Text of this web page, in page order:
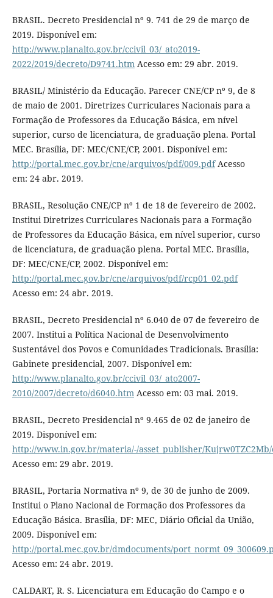
BRASIL. Decreto Presidencial nº 9. 741 de 29 de março de
2019. Disponível em:
http://www.planalto.gov.br/ccivil_03/_ato2019-
2022/2019/decreto/D9741.htmAcesso em: 29 abr. 2019.
BRASIL/ Ministério da Educação. Parecer CNE/CP nº 9, de 8
de maio de 2001. Diretrizes Curriculares Nacionais para a
Formação de Professores da Educação Básica, em nível
superior, curso de licenciatura, de graduação plena. Portal
MEC. Brasília, DF: MEC/CNE/CP, 2001. Disponível em:
http://portal.mec.gov.br/cne/arquivos/pdf/009.pdfAcesso
em: 24 abr. 2019.
BRASIL, Resolução CNE/CP nº 1 de 18 de fevereiro de 2002.
Institui Diretrizes Curriculares Nacionais para a Formação
de Professores da Educação Básica, em nível superior, curso
de licenciatura, de graduação plena. Portal MEC. Brasília,
DF: MEC/CNE/CP, 2002. Disponível em:
http://portal.mec.gov.br/cne/arquivos/pdf/rcp01_02.pdf
Acesso em: 24 abr. 2019.
BRASIL, Decreto Presidencial nº 6.040 de 07 de fevereiro de
2007. Institui a Política Nacional de Desenvolvimento
Sustentável dos Povos e Comunidades Tradicionais. Brasília:
Gabinete presidencial, 2007. Disponível em:
http://www.planalto.gov.br/ccivil_03/_ato2007-
2010/2007/decreto/d6040.htmAcesso em: 03 mai. 2019.
BRASIL, Decreto Presidencial nº 9.465 de 02 de janeiro de
2019. Disponível em:
http://www.in.gov.br/materia/-/asset_publisher/
Acesso em: 29 abr. 2019.
BRASIL, Portaria Normativa nº 9, de 30 de junho de 2009.
Institui o Plano Nacional de Formação dos Professores da
Educação Básica. Brasília, DF: MEC, Diário Oficial da União,
2009. Disponível em:
http://portal.mec.gov.br/dmdocuments/
Acesso em: 24 abr. 2019.
CALDART, R. S. Licenciatura em Educação do Campo e o